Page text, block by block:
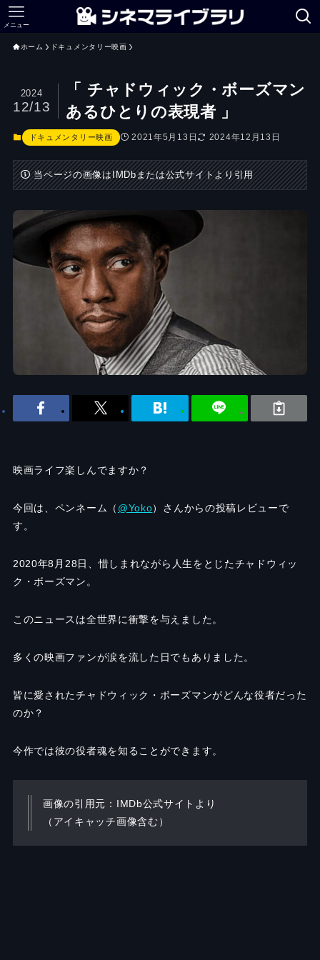
メニュー
ホーム ドキュメンタリー映画
「 チャドウィック・ボーズマン
あるひとりの表現者 」
2024
12/13
ドキュメンタリー映画 2021年5月13日 2024年12月13日
当ページの画像はIMDbまたは公式サイトより引用
映画ライフ楽しんでますか？
今回は、ペンネーム（ @Yoko）さんからの投稿レビューで
す。
2020年8月28日、惜しまれながら人生をとじたチャドウィッ
ク・ボーズマン。
このニュースは全世界に衝撃を与えました。
多くの映画ファンが涙を流した日でもありました。
皆に愛されたチャドウィック・ボーズマンがどんな役者だった
のか？
今作では彼の役者魂を知ることができます。
画像の引用元：IMDb公式サイトより
（アイキャッチ画像含む）